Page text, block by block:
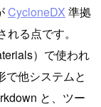
CycloneDX 準拠
る点です。
）で使われ
で他システムと
と、ツー